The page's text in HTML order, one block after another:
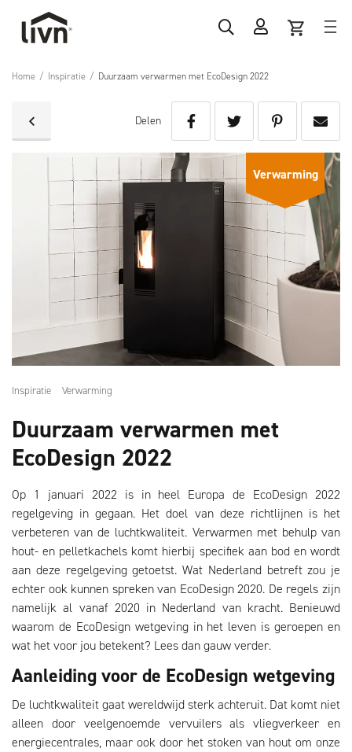
Home / Inspiratie / Duurzaam verwarmen met EcoDesign 2022
Delen
Verwarming
Inspiratie Verwarming
Duurzaam verwarmen met
EcoDesign 2022
Op 1 januari 2022 is in heel Europa de EcoDesign 2022
regelgeving in gegaan. Het doel van deze richtlijnen is het
verbeteren van de luchtkwaliteit. Verwarmen met behulp van
hout- en pelletkachels komt hierbij specifiek aan bod en wordt
aan deze regelgeving getoetst. Wat Nederland betreft zou je
echter ook kunnen spreken van EcoDesign 2020. De regels zijn
namelijk al vanaf 2020 in Nederland van kracht. Benieuwd
waarom de EcoDesign wetgeving in het leven is geroepen en
wat het voor jou betekent? Lees dan gauw verder.
Aanleiding voor de EcoDesign wetgeving
De luchtkwaliteit gaat wereldwijd sterk achteruit. Dat komt niet
alleen door veelgenoemde vervuilers als vliegverkeer en
energiecentrales, maar ook door het stoken van hout om onze